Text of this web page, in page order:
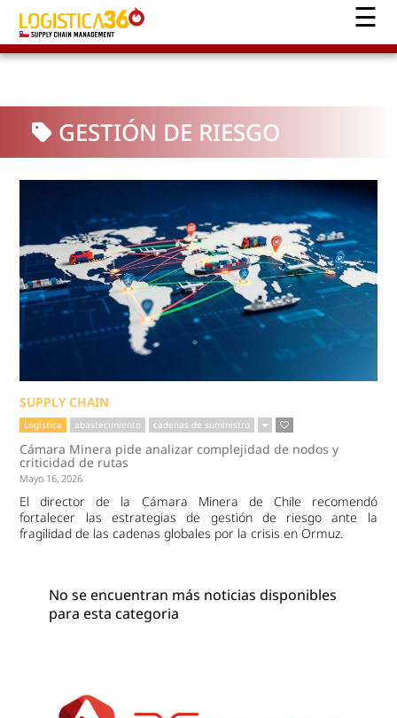
GESTIÓN DE RIESGO
SUPPLY CHAIN
Logística abastecimiento cadenas de suministro
Cámara Minera pide analizar complejidad de nodos y
criticidad de rutas
Mayo 16, 2026
El director de la Cámara Minera de Chile recomendó
fortalecer las estrategias de gestión de riesgo ante la
fragilidad de las cadenas globales por la crisis en Ormuz.
No se encuentran más noticias disponibles
para esta categoria